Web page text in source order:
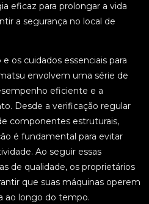
eficaz para prolongar a vida
a segurança no local de
os cuidados essenciais para
envolvem uma série de
eficiente e a
Desde a verificação regular
componentes estruturais,
é fundamental para evitar
Ao seguir essas
de qualidade, os proprietários
que suas máquinas operem
ao longo do tempo.